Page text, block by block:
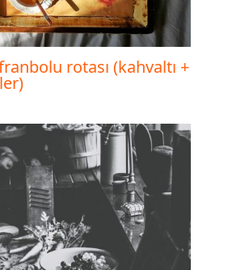
rotası (kahvaltı +